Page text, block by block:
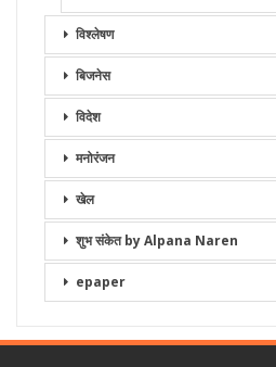
विश्लेषण
बिजनेस
विदेश
मनोरंजन
खेल
शुभ संकेत by Alpana Naren
epaper